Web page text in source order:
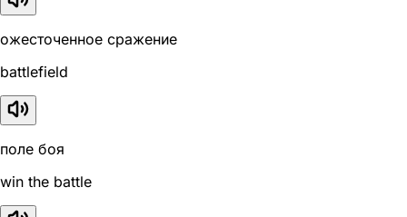
ожесточенное сражение
battlefield
поле боя
win the battle